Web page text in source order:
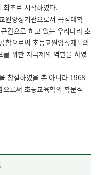
최초로 시작하였다.
원양성기관으로서 목적대학
간으로 하고 있는 우리나라 초
함으로써 초등교원양성제도의
위한 자극제의 역할을 하였
창설하였을 뿐 아니라 1968
로써 초등교육학의 학문적